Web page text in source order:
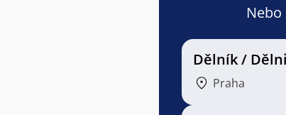
Dělník /
Praha